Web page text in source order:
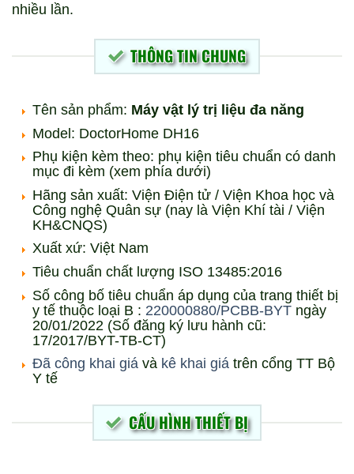
nhiều lần.
THÔNG TIN CHUNG
Tên sản phẩm: Máy vật lý trị liệu đa năng
Model: DoctorHome DH16
Phụ kiện kèm theo: phụ kiện tiêu chuẩn có danh
mục đi kèm (xem phía dưới)
Hãng sản xuất: Viện Điện tử / Viện Khoa học và
Công nghệ Quân sự (nay là Viện Khí tài / Viện
KH&CNQS)
Xuất xứ: Việt Nam
Tiêu chuẩn chất lượng ISO 13485:2016
Số công bố tiêu chuẩn áp dụng của trang thiết bị
y tế thuộc loại B : 220000880/PCBB-BYTngày
20/01/2022 (Số đăng ký lưu hành cũ:
17/2017/BYT-TB-CT)
Đã công khai giávà kê khai giátrên cổng TT Bộ
Y tế
CẤU HÌNH THIẾT BỊ